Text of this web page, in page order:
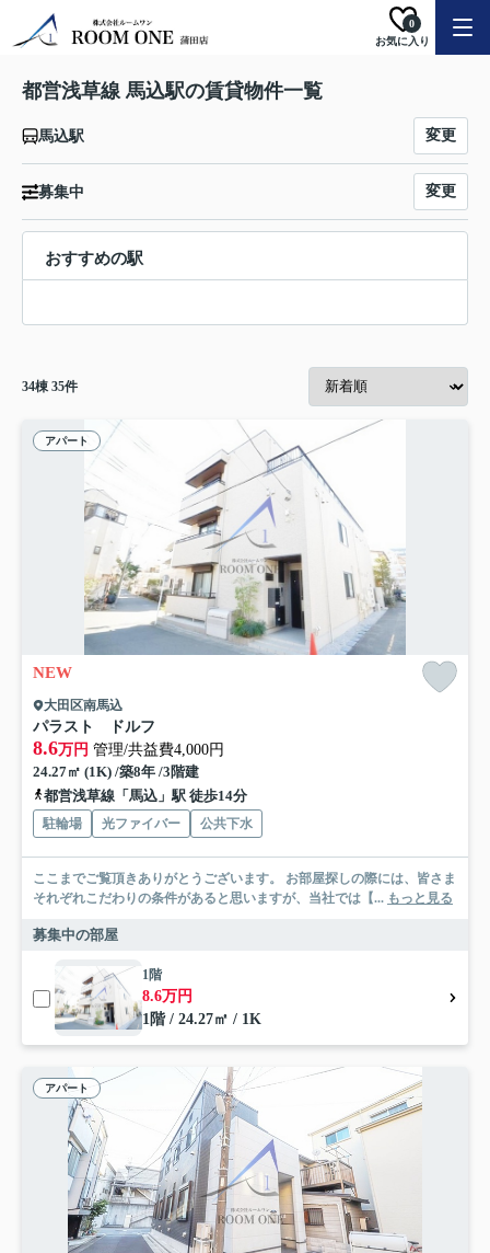
お気に入り
0
都営浅草線 馬込駅の賃貸物件一覧
馬込駅 変更
募集中 変更
おすすめの駅
34棟 35件
アパート
NEW
大田区南馬込
パラスト ドルフ
8.6万円 管理/共益費4,000円
24.27㎡ (1K) /築8年 /3階建
都営浅草線「馬込」駅 徒歩14分
駐輪場 光ファイバー 公共下水
ここまでご覧頂きありがとうございます。 お部屋探しの際には、皆さま
それぞれこだわりの条件があると思いますが、当社では【... もっと見る
募集中の部屋
1階
8.6万円
1階 / 24.27㎡ / 1K
アパート